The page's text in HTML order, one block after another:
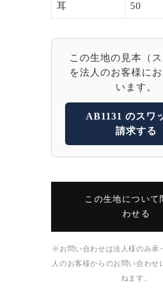
耳 50
この生地の見本（ス
を法人のお客様に
います。
AB1131 のスワ
請求する
この生地について
わせる
※お問い合わせは法人様のみ承
人のお客様からのお問い合わせ
ねます。